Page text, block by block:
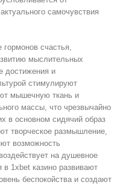
самочувствия
гормонов счастья,
мыслительных
достижения и
стимулируют
мышечную ткань и
массы, что чрезвычайно
в основном сидячий образ
творческое размышление,
возможность
на душевное
1xbet казино развивают
беспокойства и создают